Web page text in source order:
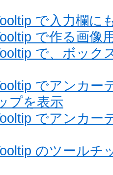
で入力欄に
で作る画像
で、ボック
でアンカー
プを表示
でアンカー
のツールチ